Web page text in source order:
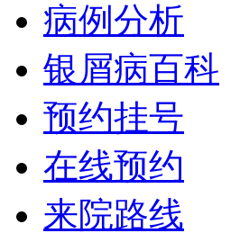
病例分析
银屑病百科
预约挂号
在线预约
来院路线